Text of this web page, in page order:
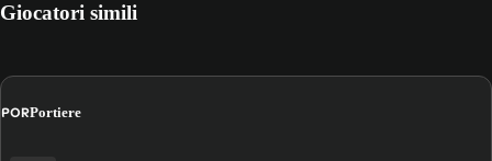
Giocatori simili
PORPortiere